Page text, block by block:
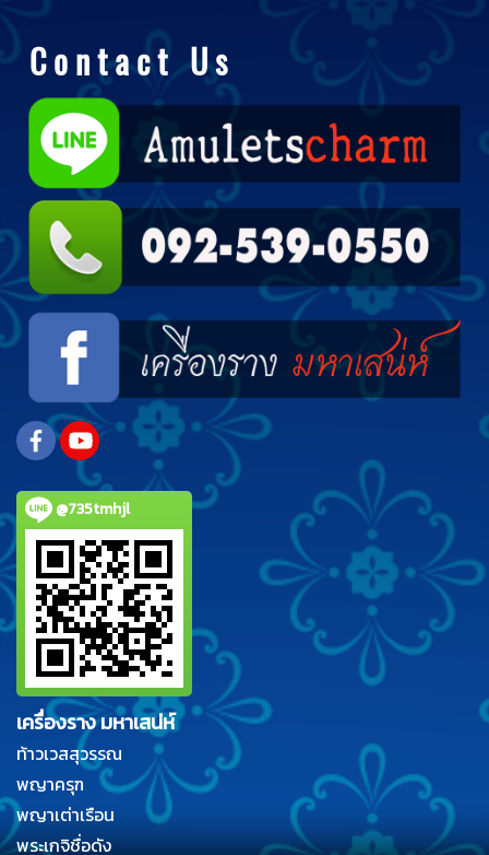
C o n t a c t U s
@735tmhjl
เครื่องราง มหาเสน่ห์
ท้าวเวสสุวรรณ
พญาครุฑ
พญาเต่าเรือน
พระเกจิชื่อดัง